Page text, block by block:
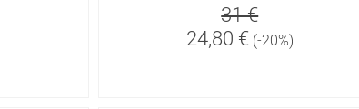
31 €
24,80 € (-20%)